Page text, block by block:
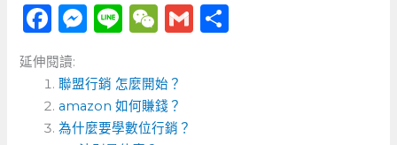
F
a
c
e
b
M
ss
e
n
Li
e
W
C
h
a
G
延伸閱讀:
聯盟行銷 怎麼開始？
amazon 如何賺錢？
為什麼要學數位行銷？